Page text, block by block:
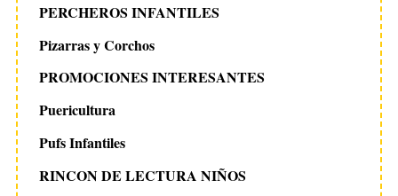
PERCHEROS INFANTILES
Pizarras y Corchos
PROMOCIONES INTERESANTES
Puericultura
Pufs Infantiles
RINCON DE LECTURA NIÑOS